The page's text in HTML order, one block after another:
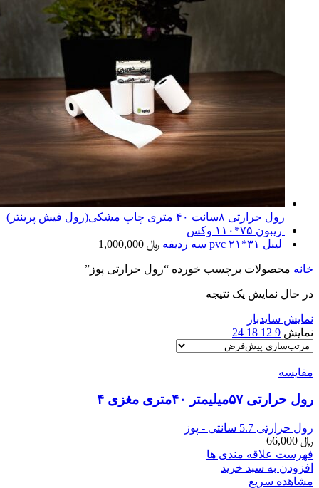
رول حرارتی ۸سانت ۴۰ متری چاپ مشکی(رول فیش پرینتر)
ریبون ۷۵*۱۱۰ وکس
لیبل ۳۱*۲۱ pvc سه ردیفه
﷼
خانه محصولات برچسب خورده “رول حرارتی پوز”
در حال نمایش یک نتیجه
نمایش سایدبار
نمایش 9
12
18
24
مقایسه
رول حرارتی ۵۷میلیمتر ۴۰متری مغزی ۴
رول حرارتی 5.7 سانتی - پوز
﷼
فهرست علاقه مندی ها
افزودن به سبد خرید
مشاهده سریع